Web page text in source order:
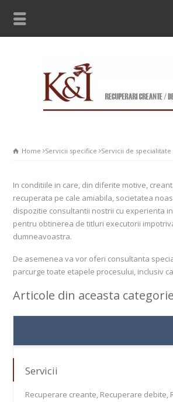
Home Servicii specifice Servicii de specialitate
In conditiile in care, din diferite motive,
recuperata pe cale amiabila, societatea
dispozitie consultantii nostrii cu experienta
pentru obtinerea de titluri executorii
dumneavoastra.
De asemenea va vor oferi consultanta
parcurge toate etapele procesului, inclusiv
Articole din aceasta
Servicii
Recuperare creante, Recuperare debite,